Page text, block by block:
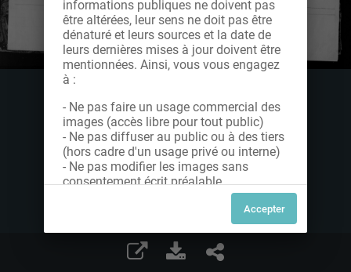
informations publiques ne doivent pas
être altérées, leur sens ne doit pas être
dénaturé et leurs sources et la date de
leurs dernières mises à jour doivent être
mentionnées. Ainsi, vous vous engagez
à :
- Ne pas faire un usage commercial des
images (accès libre pour tout public)
- Ne pas diffuser au public ou à des tiers
(hors cadre d'un usage privé ou interne)
- Ne pas modifier les images sans
consentement écrit préalable
Dans le cas contraire, nous vous invitons
à nous contacter afin de solliciter le type
de Licence souhaitée parmi celles
proposées et le cas échéant, acquitter